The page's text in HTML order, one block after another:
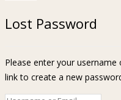
Lost Password
Please enter your username
link to create a new